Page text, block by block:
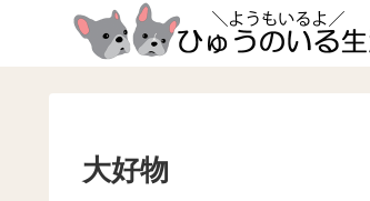
大好物